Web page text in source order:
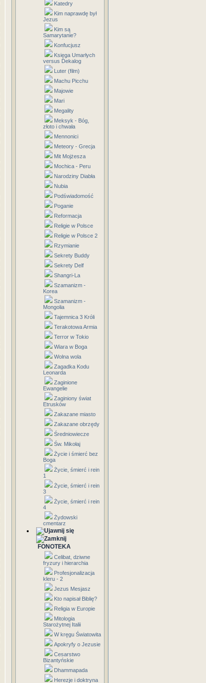
Katedry
Kim naprawdę był
Jezus
Kim są
Samarytanie?
Konfucjusz
Księga Umarłych
versus Dekalog
Luter (film)
Machu Picchu
Majowie
Mari
Megality
Meksyk - Bóg,
złoto i chwała
Mennonici
Meteory - Grecja
Mit Mojżesza
Mochica - Peru
Narodziny Diabła
Nubia
Podświadomość
Poganie
Reformacja
Religie w Polsce
Religie w Polsce 2
Rzymianie
Sekrety Buddy
Sekrety Delf
Shangri-La
Szamanizm -
Korea
Szamanizm -
Mongolia
Tajemnica 3 Króli
Terakotowa Armia
Terror w Tokio
Wiara w Boga
Wolna wola
Zagadka Kodu
Leonarda
Zaginione
Ewangelie
Zaginiony świat
Etrusków
Zakazane miasto
Zakazane obrzędy
Średniowiecze
Św. Mikołaj
Życie i śmierć bez
Boga
Życie, śmierć i rein
1
Życie, śmierć i rein
3
Życie, śmierć i rein
4
Żydowski
cmentarz
FONOTEKA
Celibat, dziwne
fryzury i hierarchia
Profesjonalizacja
kleru - 2
Jezus Mesjasz
Kto napisał Biblię?
Religia w Europie
Mitologia
Starożytnej Italii
W kręgu Światowita
Apokryfy o Jezusie
Cesarstwo
Bizantyńskie
Dhammapada
Herezje i doktryna